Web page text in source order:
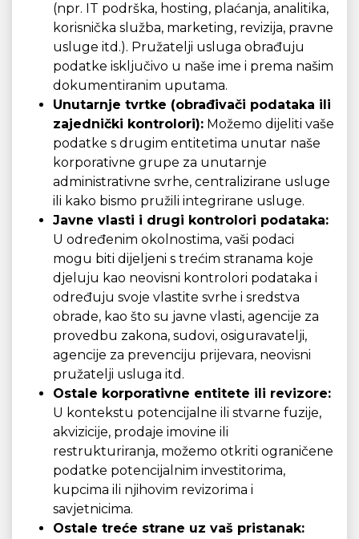
(npr. IT podrška, hosting, plaćanja, analitika,
korisnička služba, marketing, revizija, pravne
usluge itd.). Pružatelji usluga obrađuju
podatke isključivo u naše ime i prema našim
dokumentiranim uputama.
Unutarnje tvrtke (obrađivači podataka ili
zajednički kontrolori): Možemo dijeliti vaše
podatke s drugim entitetima unutar naše
korporativne grupe za unutarnje
administrativne svrhe, centralizirane usluge
ili kako bismo pružili integrirane usluge.
Javne vlasti i drugi kontrolori podataka:
U određenim okolnostima, vaši podaci
mogu biti dijeljeni s trećim stranama koje
djeluju kao neovisni kontrolori podataka i
određuju svoje vlastite svrhe i sredstva
obrade, kao što su javne vlasti, agencije za
provedbu zakona, sudovi, osiguravatelji,
agencije za prevenciju prijevara, neovisni
pružatelji usluga itd.
Ostale korporativne entitete ili revizore:
U kontekstu potencijalne ili stvarne fuzije,
akvizicije, prodaje imovine ili
restrukturiranja, možemo otkriti ograničene
podatke potencijalnim investitorima,
kupcima ili njihovim revizorima i
savjetnicima.
Ostale treće strane uz vaš pristanak: